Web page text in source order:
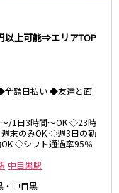
以上可能⇒エリアTOP
全額日払い ◆友達と面
/1日3時間～OK ◇23時
末のみOK ◇週3日の勤
◇シフト通過率95％
中目黒駅
・中目黒